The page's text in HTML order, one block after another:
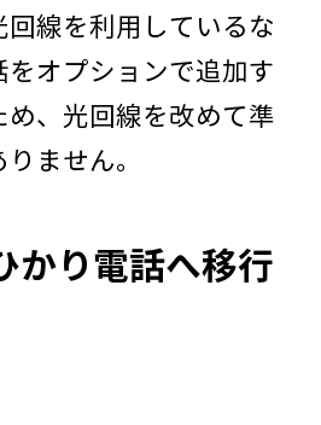
線を利用しているな
をオプションで追加す
め、光回線を改めて準
ません。
かり電話へ移行